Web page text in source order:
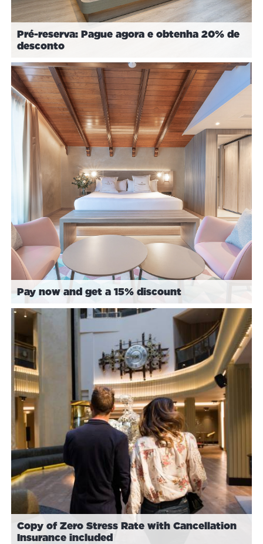
Pré-reserva: Pague agora e obtenha 20% de
desconto
Pay now and get a 15% discount
Copy of Zero Stress Rate with Cancellation
Insurance included